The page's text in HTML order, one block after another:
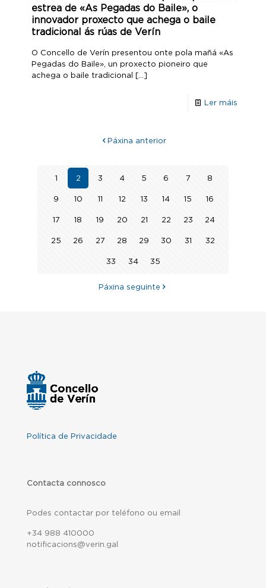
estrea de «As Pegadas do Baile», o
innovador proxecto que achega o baile
tradicional ás rúas de Verín
O Concello de Verín presentou onte pola mañá «As
Pegadas do Baile», un proxecto pioneiro que
achega o baile tradicional […]
Ler máis
Páxina anterior
1 2 3 4 5 6 7 8
9 10 11 12 13 14 15 16
17 18 19 20 21 22 23 24
25 26 27 28 29 30 31 32
33 34 35
Páxina seguinte
Política de Privacidade
Contacta connosco
Podes contactar por teléfono ou email
+34 988 410000
notificacions@verin.gal